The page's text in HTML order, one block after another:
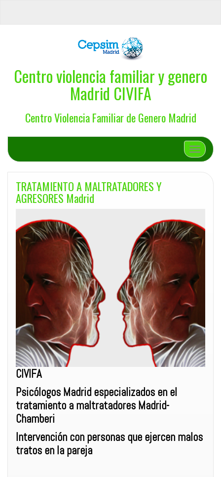
Centro violencia familiar y genero
Madrid CIVIFA
Centro Violencia Familiar de Genero Madrid
Cambiar
TRATAMIENTO A MALTRATADORES Y
AGRESORES Madrid
CIVIFA
Psicólogos Madrid especializados en el
tratamiento a maltratadores Madrid-
Chamberi
Intervención con personas que ejercen malos
tratos en la pareja